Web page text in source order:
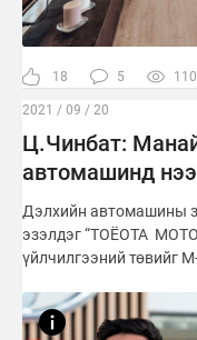
18 5
2021 / 09 / 20
Ц.Чинбат: Манай
автомашинд
Дэлхийн автомашины
эзэлдэг “ТОЁОТА
үйлчилгээний төвийг